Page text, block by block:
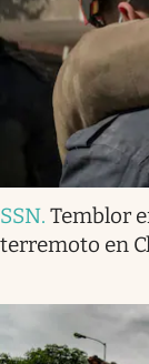
SSN. Temblor
terremoto en